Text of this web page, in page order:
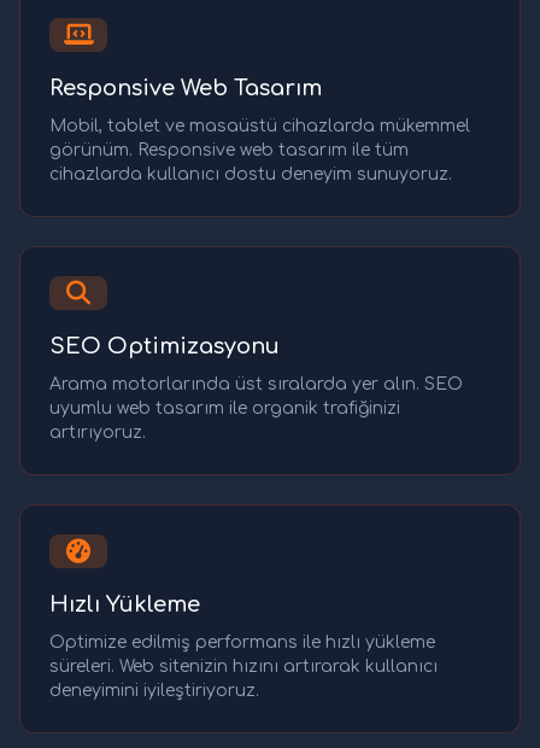
Responsive Web Tasarım
Mobil, tablet ve masaüstü cihazlarda mükemmel
görünüm. Responsive web tasarım ile tüm
cihazlarda kullanıcı dostu deneyim sunuyoruz.
SEO Optimizasyonu
Arama motorlarında üst sıralarda yer alın. SEO
uyumlu web tasarım ile organik trafiğinizi
artırıyoruz.
Hızlı Yükleme
Optimize edilmiş performans ile hızlı yükleme
süreleri. Web sitenizin hızını artırarak kullanıcı
deneyimini iyileştiriyoruz.